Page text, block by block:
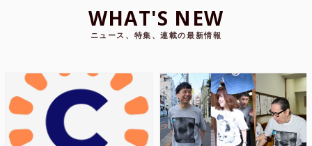
WHAT'S NEW
ニュース、特集、連載の最新情報